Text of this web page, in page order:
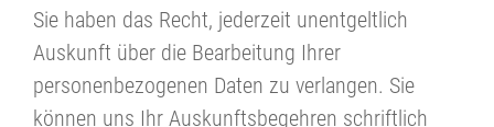
Sie haben das Recht, jederzeit unentgeltlich
Auskunft über die Bearbeitung Ihrer
personenbezogenen Daten zu verlangen. Sie
können uns Ihr Auskunftsbegehren schriftlich